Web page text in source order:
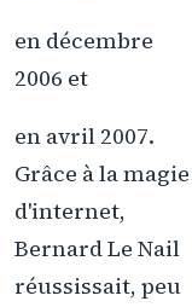
en décembre
2006 et
en avril 2007.
Grâce à la magie
d'internet,
Bernard Le Nail
réussissait, peu